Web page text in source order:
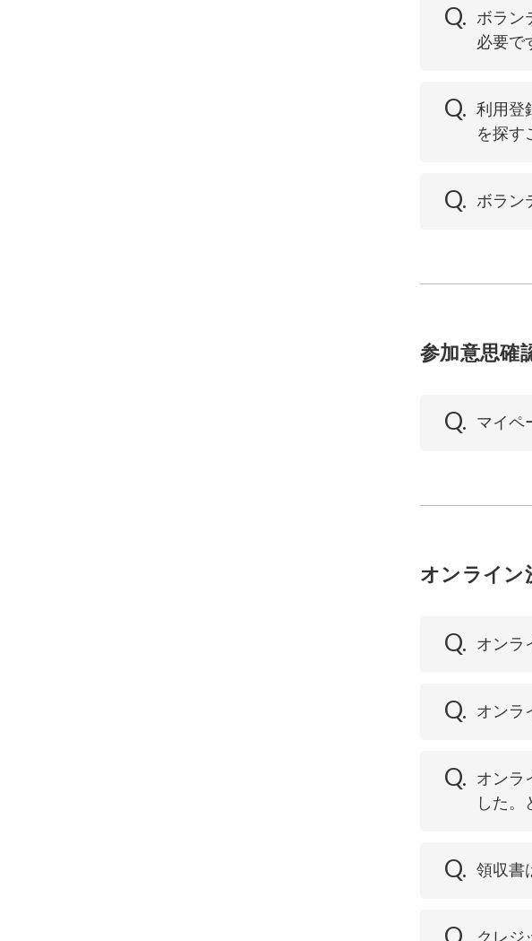
Q.
ボラン
必要で
Q. 利用登
を探す
Q. ボラン
参加意思確
Q. マイペ
オンライン
Q. オンラ
Q. オンラ
Q.
オンラ
した。
Q. 領収書
クレジ